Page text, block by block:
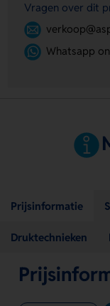
Vragen over dit
Whatsapp
Prijsinformatie
Druktechnieken